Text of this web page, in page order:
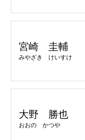
宮崎 圭輔
みやざき けいすけ
大野 勝也
おおの かつや